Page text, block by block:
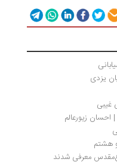
معرفی شدند